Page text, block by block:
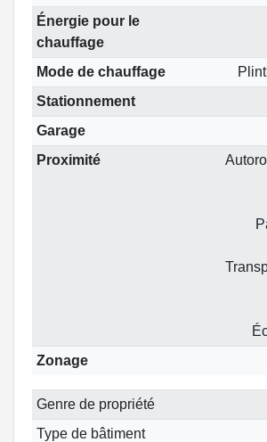
Énergie pour le
chauffage
Mode de chauffage
Stationnement
Garage
Proximité
Zonage
Genre de propriété
Type de bâtiment